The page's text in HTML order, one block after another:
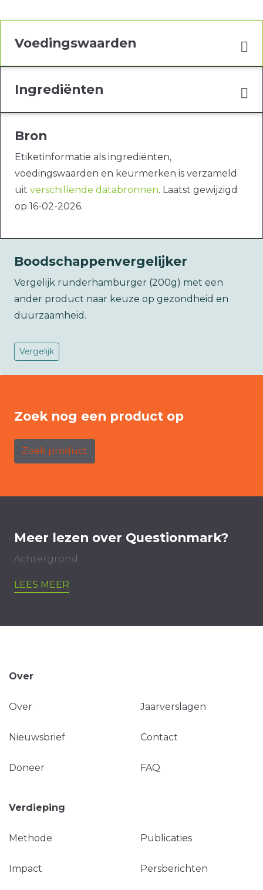
Voedingswaarden
Ingrediënten
Bron
Etiketinformatie als ingrediënten,
voedingswaarden en keurmerken is verzameld
uit verschillende databronnen. Laatst gewijzigd
op 16-02-2026.
Boodschappenvergelijker
Vergelijk runderhamburger (200g) met een
ander product naar keuze op gezondheid en
duurzaamheid.
Vergelijk
Zoek nog een product op
Zoek product
Meer lezen over Questionmark?
Achtergrond
LEES MEER
Over
Over Jaarverslagen
Nieuwsbrief Contact
Doneer FAQ
Verdieping
Methode Publicaties
Impact Persberichten